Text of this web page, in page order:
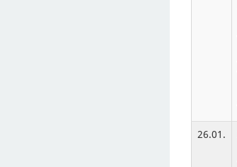
26.01.